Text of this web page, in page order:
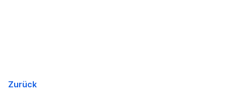
Zurück